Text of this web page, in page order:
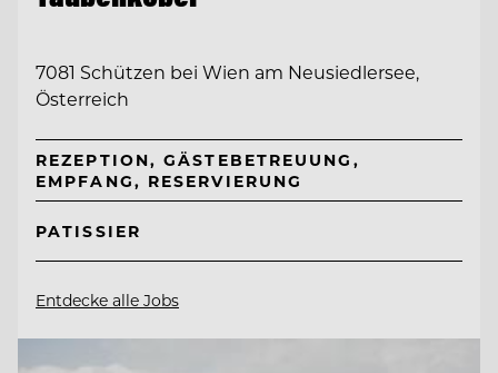
7081 Schützen bei Wien am Neusiedlersee,
Österreich
REZEPTION, GÄSTEBETREUUNG,
EMPFANG, RESERVIERUNG
PATISSIER
Entdecke alle Jobs